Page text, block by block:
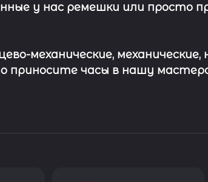
у нас ремешки или просто
механические, механические,
приносите часы в нашу